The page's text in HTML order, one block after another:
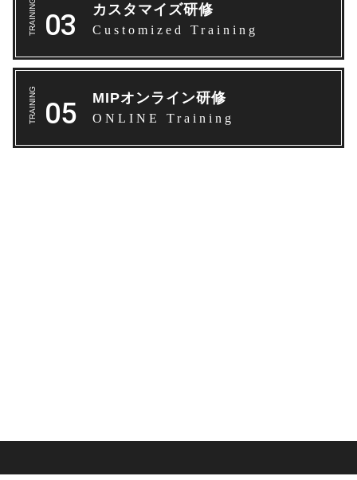
カスタマイズ研修
Customized Training
MIPオンライン研修
ONLINE Training